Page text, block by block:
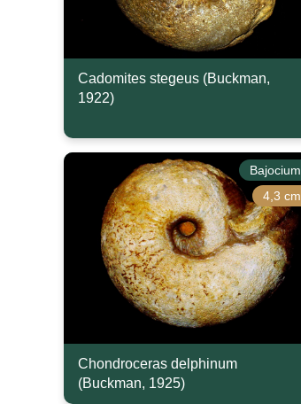
Cadomites stegeus (Buckman,
1922)
Bajocium
4,3 cm
Chondroceras delphinum
(Buckman, 1925)